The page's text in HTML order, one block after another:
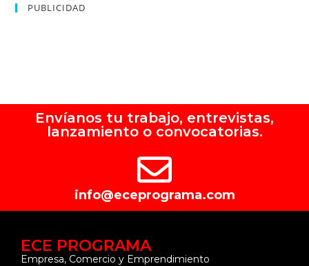
PUBLICIDAD
Envíanos tu trabajo, entrevistas,
lanzamiento o convocatorias.
info@eceprograma.com
ECE PROGRAMA
Empresa, Comercio y Emprendimiento